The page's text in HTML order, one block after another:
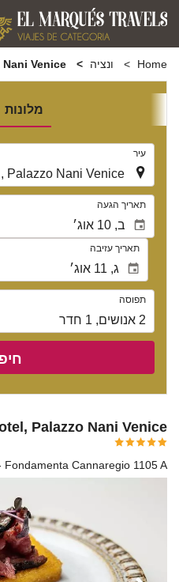
Home ונציה
מלונות
עיר
תאריך הגעה
תאריך עזיבה
תפוסה
תפוסה
2 אנושים,
1 חדר
Palazzo Nani Venice
Fondamenta Cannaregio 1105 A - ונציה